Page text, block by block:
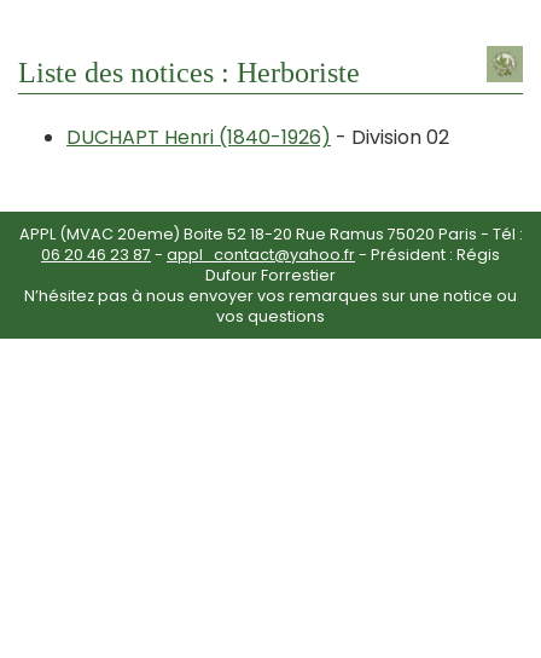
Liste des notices : Herboriste
DUCHAPT Henri (1840-1926) - Division 02
APPL (MVAC 20eme) Boite 52 18-20 Rue Ramus 75020 Paris - Tél :
06 20 46 23 87 - appl_contact@yahoo.fr- Président : Régis
Dufour Forrestier
N’hésitez pas à nous envoyer vos remarques sur une notice ou
vos questions